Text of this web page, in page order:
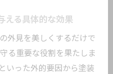
方法とは
要な道具とその使い方
気をつけるべきポイン
える具体的な効果
外見を美しくするだけで
る重要な役割を果たしま
いった外的要因から塗装